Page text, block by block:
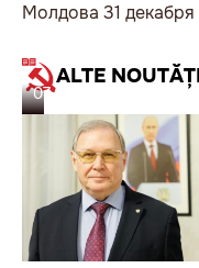
Молдова 31 декабря
ALTE
07.08.26